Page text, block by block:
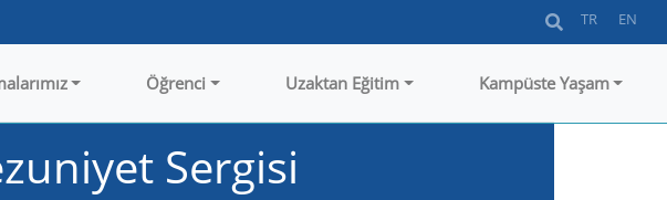
TR EN
Öğrenci Uzaktan Eğitim Kampüste Yaşam
Sergisi